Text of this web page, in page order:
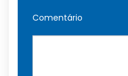
Comentário